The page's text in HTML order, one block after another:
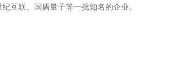
互联、国盾量子等一批知名的企业。